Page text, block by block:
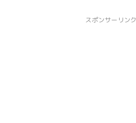
スポンサーリンク